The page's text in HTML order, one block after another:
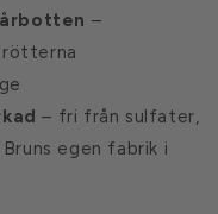
–
rötterna
– fri från sulfater,
egen fabrik i